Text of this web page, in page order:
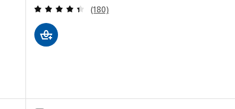
レビュー: 4.4 から 5 星です。 総レ
(180)